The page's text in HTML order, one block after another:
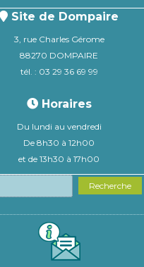
Site de Dompaire
3, rue Charles Gérome
88270 DOMPAIRE
tél. : 03 29 36 69 99
Horaires
Du lundi au vendredi
De 8h30 à 12h00
et de 13h30 à 17h00
Recherche